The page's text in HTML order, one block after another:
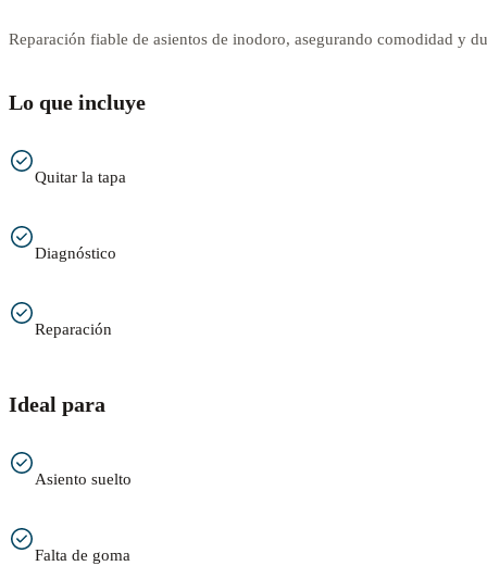
Reparación fiable de asientos de inodoro, asegurando comodidad y
Lo que incluye
Quitar la tapa
Diagnóstico
Reparación
Ideal para
Asiento suelto
Falta de goma